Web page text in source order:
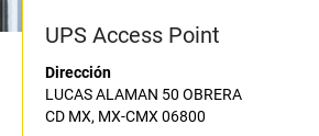
UPS Access Point
Dirección
LUCAS ALAMAN 50 OBRERA
CD MX, MX-CMX 06800